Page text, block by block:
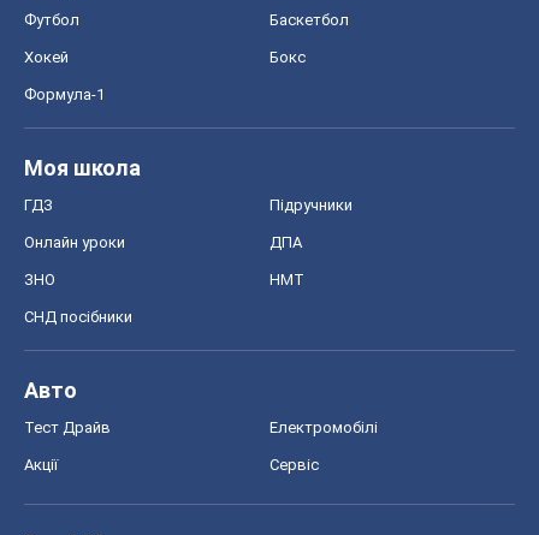
Футбол Баскетбол
Хокей Бокс
Формула-1
Моя школа
ГДЗ Підручники
Онлайн уроки ДПА
ЗНО НМТ
СНД посібники
Авто
Тест Драйв Електромобілі
Акції Сервіс